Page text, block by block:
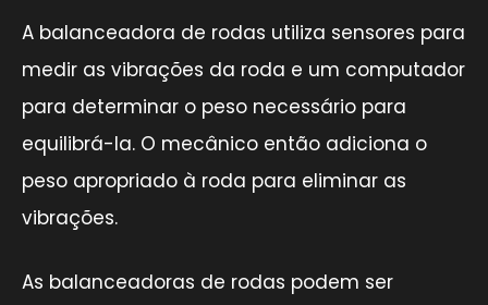
A balanceadora de rodas utiliza sensores para
medir as vibrações da roda e um computador
para determinar o peso necessário para
equilibrá-la. O mecânico então adiciona o
peso apropriado à roda para eliminar as
vibrações.
As balanceadoras de rodas podem ser